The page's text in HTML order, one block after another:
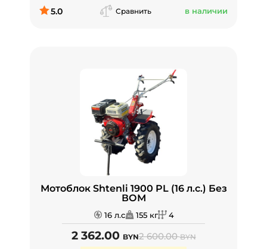
5.0 Сравнить в наличии
Мотоблок Shtenli 1900 PL (16 л.с.) Без
ВОМ
16 л.с 155 кг 4
2 362.00 BYN2 600.00BYN